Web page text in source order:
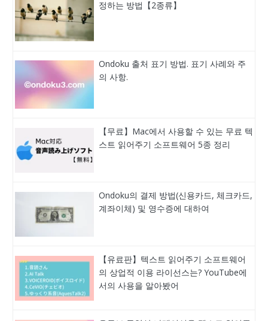
정하는 방법【2종류】
Ondoku 출처 표기 방법. 표기 사례와 주
의 사항.
【무료】Mac에서 사용할 수 있는 무료 텍
스트 읽어주기 소프트웨어 5종 정리
Ondoku의 결제 방법(신용카드, 체크카드,
계좌이체) 및 영수증에 대하여
【유료판】텍스트 읽어주기 소프트웨어
의 상업적 이용 라이선스는? YouTube에
서의 사용을 알아봤어